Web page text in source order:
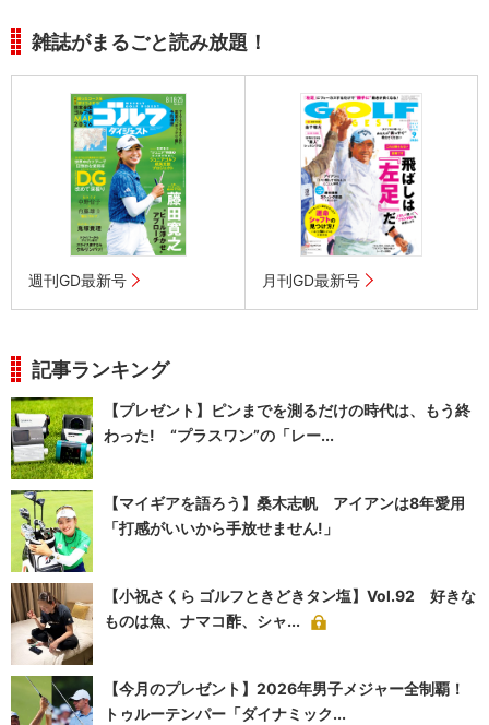
雑誌がまるごと読み放題！
週刊GD最新号 月刊GD最新号
記事ランキング
【プレゼント】ピンまでを測るだけの時代は、もう終
わった! “プラスワン”の「レー...
【マイギアを語ろう】桑木志帆 アイアンは8年愛用
「打感がいいから手放せません!」
【小祝さくら ゴルフときどきタン塩】Vol.92 好きな
ものは魚、ナマコ酢、シャ...
【今月のプレゼント】2026年男子メジャー全制覇！
トゥルーテンパー「ダイナミック...